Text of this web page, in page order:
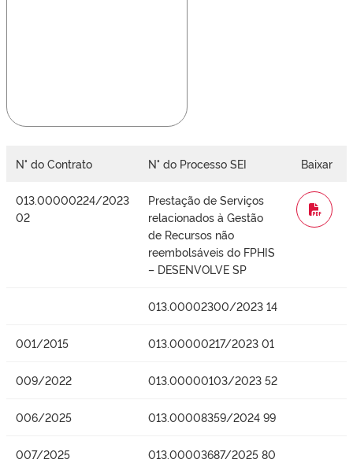
N° do Contrato N° do Processo SEI Baixar
013.00000224/2023
02
Prestação de Serviços
relacionados à Gestão
de Recursos não
reembolsáveis do FPHIS
– DESENVOLVE SP
WORD
013.00002300/2023 14
001/2015 013.00000217/2023 01
009/2022 013.00000103/2023 52
006/2025 013.00008359/2024 99
007/2025 013.00003687/2025 80